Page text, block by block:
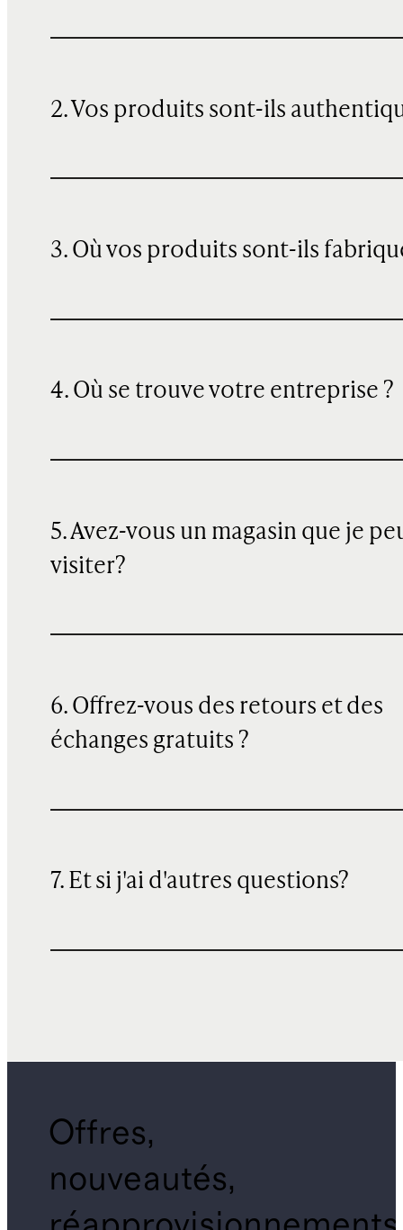
2. Vos produits sont-ils
3. Où vos produits sont-ils
4. Où se trouve votre entreprise ?
5. Avez-vous un magasin que je
visiter?
6. Offrez-vous des retours et des
échanges gratuits ?
7. Et si j'ai d'autres questions?
Offres,
nouveautés,